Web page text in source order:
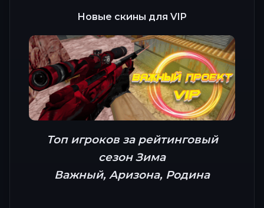
Новые скины для VIP
Топ игроков за рейтинговый
сезон Зима
Важный, Аризона, Родина